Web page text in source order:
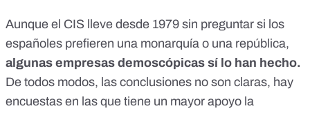
Aunque el CIS lleve desde 1979 sin preguntar si los
españoles prefieren una monarquía o una república,
algunas empresas demoscópicas sí lo han hecho.
De todos modos, las conclusiones no son claras, hay
encuestas en las que tiene un mayor apoyo la